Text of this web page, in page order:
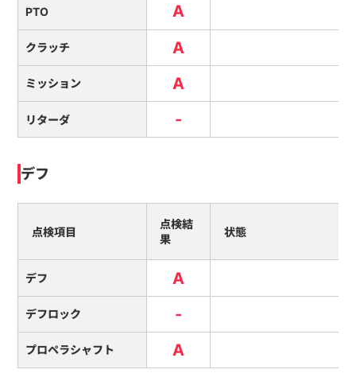
PTO A
クラッチ A
ミッション A
リターダ -
デフ
点検項目
点検結
果
状態
デフ A
デフロック -
プロペラシャフト A